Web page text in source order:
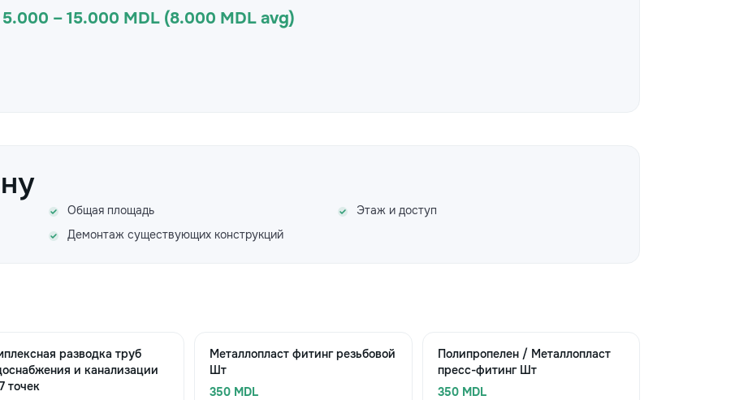
5.000 – 15.000 MDL (8.000 MDL avg)
Общая площадь
Этаж и доступ
Демонтаж существующих конструкций
разводка труб
и канализации
точек
Металлопласт фитинг резьбовой
Шт
350 MDL
Полипропелен / Металлопласт
пресс-фитинг Шт
350 MDL